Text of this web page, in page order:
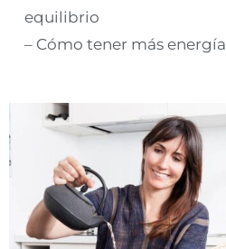
equilibrio
– Cómo tener más energía